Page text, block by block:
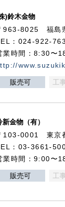
)鈴木金物
963-8025 福島
：024-922-
業時間：8:30〜
販売可 工
新金物（有）
103-0001 東京
：03-3661-
業時間：9:00〜
販売可 工